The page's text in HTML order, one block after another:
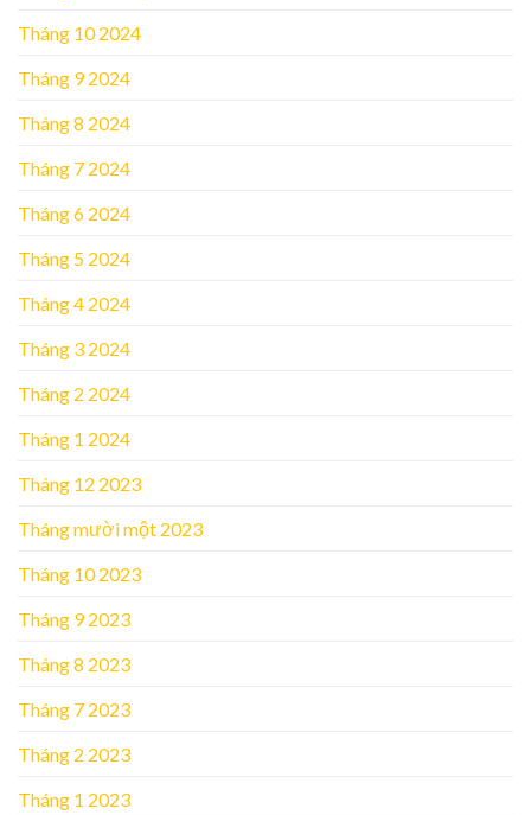
Tháng 10 2024
Tháng 9 2024
Tháng 8 2024
Tháng 7 2024
Tháng 6 2024
Tháng 5 2024
Tháng 4 2024
Tháng 3 2024
Tháng 2 2024
Tháng 1 2024
Tháng 12 2023
Tháng mười một 2023
Tháng 10 2023
Tháng 9 2023
Tháng 8 2023
Tháng 7 2023
Tháng 2 2023
Tháng 1 2023